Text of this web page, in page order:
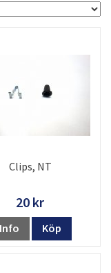
Clips, NT
20 kr
Info Köp